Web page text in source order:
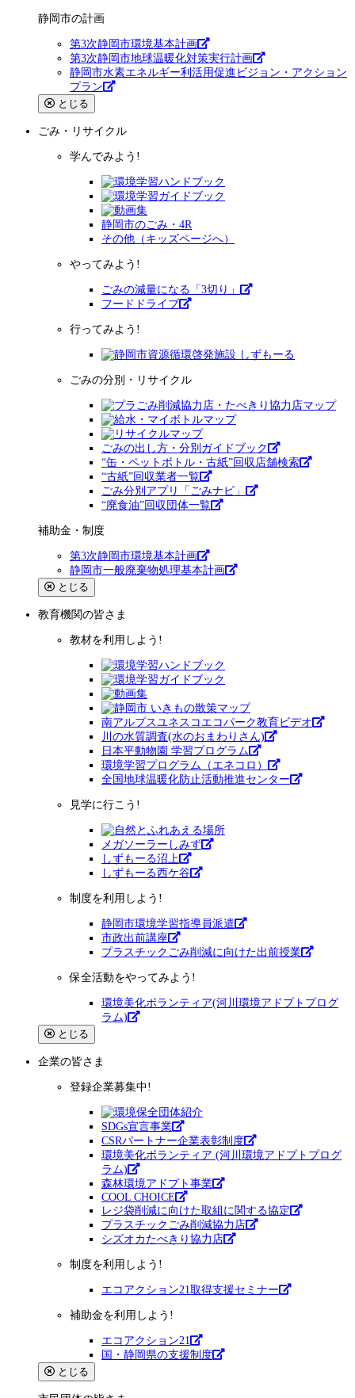
静岡市の計画
第3次静岡市環境基本計画
第3次静岡市地球温暖化対策実行計画
静岡市水素エネルギー利活用促進ビジョン・アクション
プラン
とじる
ごみ・リサイクル
学んでみよう!
静岡市のごみ・4R
その他（キッズページへ）
やってみよう!
ごみの減量になる「3切り」
フードドライブ
行ってみよう!
ごみの分別・リサイクル
ごみの出し方・分別ガイドブック
“缶・ペットボトル・古紙”回収店舗検索
“古紙”回収業者一覧
ごみ分別アプリ「ごみナビ」
“廃食油”回収団体一覧
補助金・制度
第3次静岡市環境基本計画
静岡市一般廃棄物処理基本計画
とじる
教育機関の皆さま
教材を利用しよう!
南アルプスユネスコエコパーク教育ビデオ
川の水質調査(水のおまわりさん)
日本平動物園 学習プログラム
環境学習プログラム（エネコロ）
全国地球温暖化防止活動推進センター
見学に行こう!
メガソーラーしみず
しずもーる沼上
しずもーる⻄ケ谷
制度を利用しよう!
静岡市環境学習指導員派遣
市政出前講座
プラスチックごみ削減に向けた出前授業
保全活動をやってみよう!
環境美化ボランティア(河川環境アドプトプログ
ラム)
とじる
企業の皆さま
登録企業募集中!
SDGs宣言事業
CSRパートナー企業表彰制度
環境美化ボランティア (河川環境アドプトプログ
ラム)
森林環境アドプト事業
COOL CHOICE
レジ袋削減に向けた取組に関する協定
プラスチックごみ削減協力店
シズオカたべきり協力店
制度を利用しよう!
エコアクション21取得支援セミナー
補助金を利用しよう!
エコアクション21
国・静岡県の支援制度
とじる